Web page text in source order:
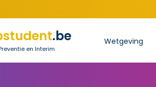
.be
en Interim
Wetgeving